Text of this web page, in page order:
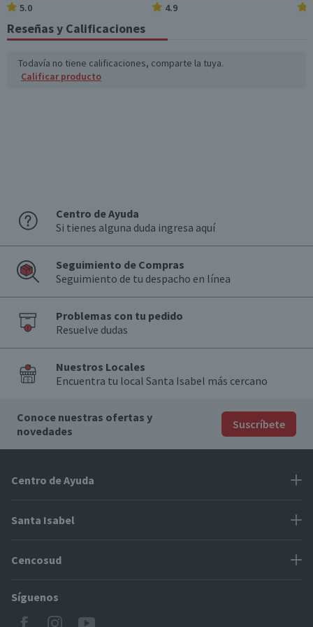
5.0 4.9
Reseñas y Calificaciones
Todavía no tiene calificaciones, comparte la tuya.
Calificar producto
Centro de Ayuda
Si tienes alguna duda ingresa aquí
Seguimiento de Compras
Seguimiento de tu despacho en línea
Problemas con tu pedido
Resuelve dudas
Nuestros Locales
Encuentra tu local Santa Isabel más cercano
Conoce nuestras ofertas y
novedades
Suscríbete
Centro de Ayuda
Problemas con tu pedido
Cómo modificar mis datos
Modos de entrega y cobertura
Locales Santa Isabel
Santa Isabel
Proveedores
Cencosud
Paris
Jumbo
Síguenos